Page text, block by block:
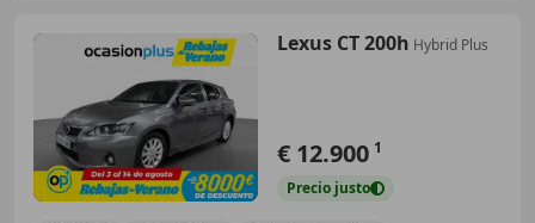
Lexus CT 200h Hybrid Plus
€ 12.900 1
Precio justo